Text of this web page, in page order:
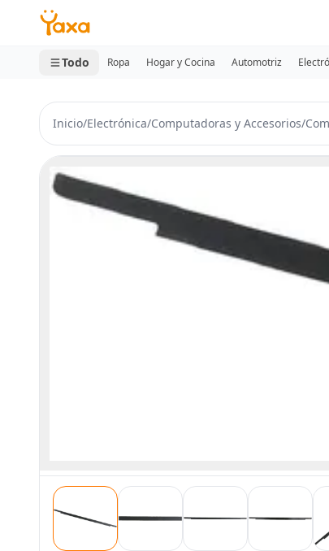
MINI CARRITO
0 productos
Todo Ropa Hogar y Cocina Automotriz
Inicio/Electrónica/Computadoras y Accesorios/